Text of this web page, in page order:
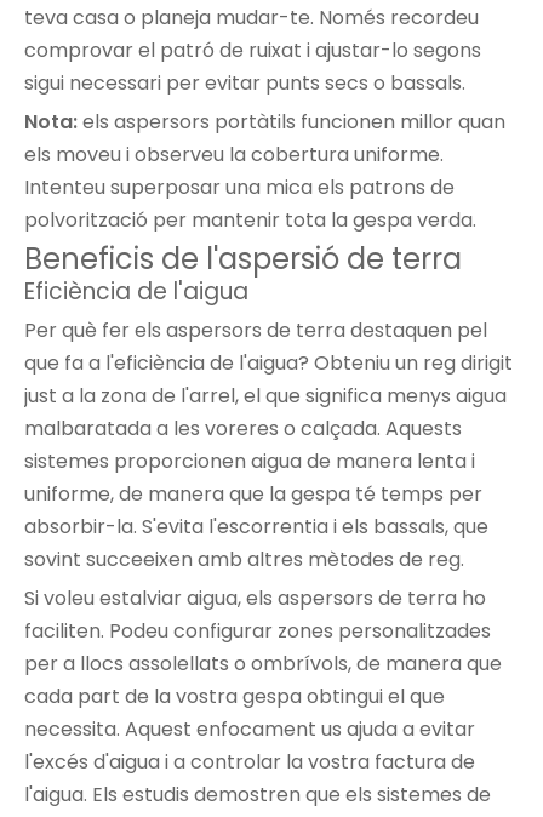
teva casa o planeja mudar-te. Només recordeu
comprovar el patró de ruixat i ajustar-lo segons
sigui necessari per evitar punts secs o bassals.
Nota:els aspersors portàtils funcionen millor quan
els moveu i observeu la cobertura uniforme.
Intenteu superposar una mica els patrons de
polvorització per mantenir tota la gespa verda.
Beneficis de l'aspersió de terra
Eficiència de l'aigua
Per què ferels aspersors de terra destaquen pel
que fa a l'eficiència de l'aigua? Obteniu un reg dirigit
just a la zona de l'arrel, el que significa menys aigua
malbaratada a les voreres o calçada. Aquests
sistemes proporcionen aigua de manera lenta i
uniforme, de manera que la gespa té temps per
absorbir-la. S'evita l'escorrentia i els bassals, que
sovint succeeixen amb altres mètodes de reg.
Si voleu estalviar aigua, els aspersors de terra ho
faciliten. Podeu configurar zones personalitzades
per a llocs assolellats o ombrívols, de manera que
cada part de la vostra gespa obtingui el que
necessita. Aquest enfocament us ajuda a evitar
l'excés d'aigua i a controlar la vostra factura de
l'aigua. Els estudis demostren que els sistemes de